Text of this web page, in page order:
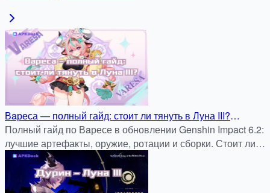
Вaреса — полный гайд: стоит ли тянуть в Луна III?
Оружие, артефакты, ротация и реальные сборки
Полный гайд по Вaресе в обновлении Genshin Impact 6.2:
лучшие артефакты, оружие, ротации и сборки. Стоит ли
крутить — анализ и советы.